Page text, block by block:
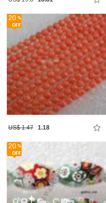
20
US$ 1.47 1.18
20